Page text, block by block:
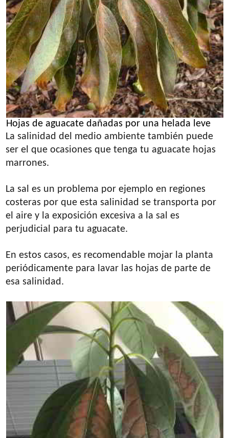
Hojas de aguacate dañadas por una helada leve
La salinidad del medio ambiente también puede
ser el que ocasiones que tenga tu aguacate hojas
marrones.
La sal es un problema por ejemplo en regiones
costeras por que esta salinidad se transporta por
el aire y la exposición excesiva a la sal es
perjudicial para tu aguacate.
En estos casos, es recomendable mojar la planta
periódicamente para lavar las hojas de parte de
esa salinidad.